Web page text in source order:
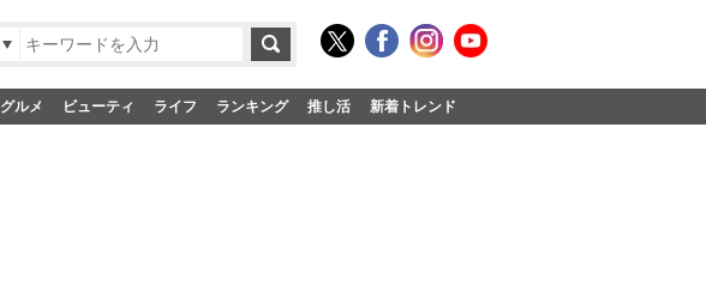
グルメ ビューティ ライフ ランキング 推し活 新着トレンド